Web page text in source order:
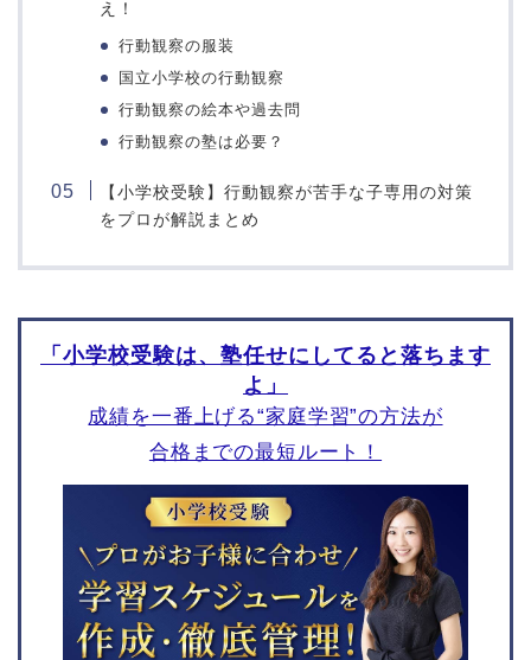
え！
行動観察の服装
国立小学校の行動観察
行動観察の絵本や過去問
行動観察の塾は必要？
【小学校受験】行動観察が苦手な子専用の対策
をプロが解説まとめ
「小学校受験は、塾任せにしてると落ちます
よ」
成績を一番上げる“家庭学習”の方法が
合格までの最短ルート！
日本女子大学附属豊明小
光塩女子学院初等科
筑波大学附属小学校
東京学芸大学附属竹早小
学校
お茶の水女子大学附属小
東京女学館小学校
玉川学園小学部
田園調布雙葉小学校
東京学芸大学附属大泉小
トキワ松学園小学校
聖学院小学校
サレジアン国際学園小学
精華小学校
聖マリア小学校
横浜国立大学教育学部附
横須賀学院小学校
洗足学園小学校
桐蔭学園小学校